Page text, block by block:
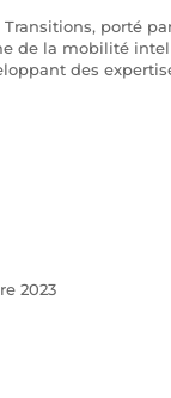
porté
de la mobilité
des
2023